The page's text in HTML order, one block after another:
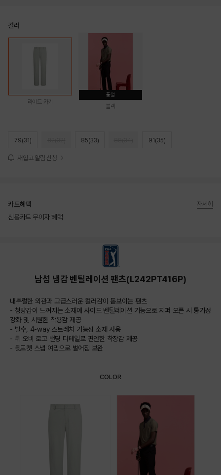
컬러
라이트 카키
품절
블랙
79(31) 85(33) 91(35)
재입고 알림 신청
카드혜택
신용카드 무이자 혜택
자세히
남성 냉감 벤틸레이션 팬츠(L242PT416P)
내추럴한 외관과 고급스러운 컬러감이 돋보이는 팬츠
- 청량감이 느껴지는 소재에 사이드 벤틸레이션 기능으로 지퍼 오픈 시 통기성
강화 및 시원한 착용감 제공
- 발수, 4-way 스트레치 기능성 소재 사용
- 뒤 오비 로고 밴딩 디테일로 편안한 착장감 제공
- 뒷포켓 스냅 여밈으로 벌어짐 보완
COLOR